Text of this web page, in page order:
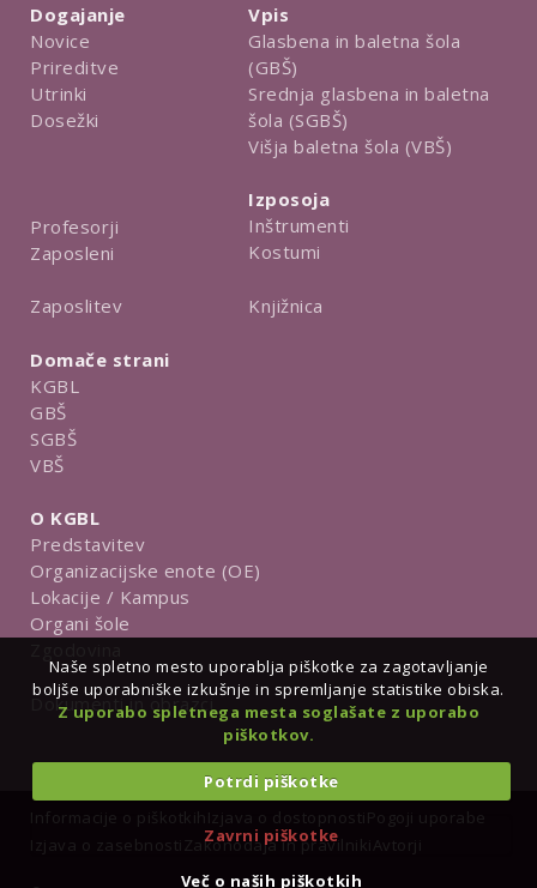
Dogajanje
Novice
Prireditve
Utrinki
Dosežki
Profesorji
Zaposleni
Zaposlitev
Vpis
Glasbena in baletna šola
(GBŠ)
Srednja glasbena in baletna
šola (SGBŠ)
Višja baletna šola (VBŠ)
Izposoja
Inštrumenti
Kostumi
Knjižnica
Domače strani
KGBL
GBŠ
SGBŠ
VBŠ
O KGBL
Predstavitev
Organizacijske enote (OE)
Lokacije / Kampus
Organi šole
Dokumenti in obrazci
Informacije o piškotkihIzjava o dostopnostiPogoji uporabe
Izjava o zasebnostiZakonodaja in pravilniki Avtorji
Naše spletno mesto uporablja piškotke za zagotavljanje
boljše uporabniške izkušnje in spremljanje statistike obiska.
Z uporabo spletnega mesta soglašate z uporabo
piškotkov.
Potrdi piškotke
Zavrni piškotke
Več o naših piškotkih